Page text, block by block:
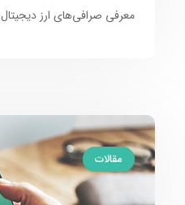
معرفی صرافی‌‌های ارز دیجیتال
مقالات